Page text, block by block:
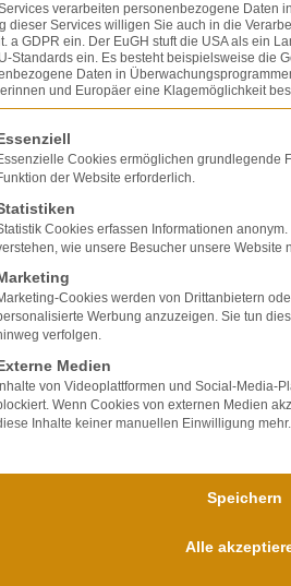
Man
Grund für die
Gefahr, wenn die
für einen
ausschließlich
verfügen über
Unfallfolgen und
uns im
verarbeiten personenbezogene Daten
dieser Services willigen Sie auch in die
a GDPR ein. Der EuGH stuft die USA als ein
Standards ein. Es besteht beispielsweise die
Daten in
und Europäer eine Klagemöglichkeit
eine Liste der Service-
Cookies ermöglichen grundlegende
der Website erforderlich.
Cookies erfassen Informationen
wie unsere Besucher unsere Website
Cookies werden von Drittanbietern
Werbung anzuzeigen. Sie tun
verfolgen.
Medien
Inhalte von Videoplattformen und Social-Media-
Wenn Cookies von externen Medien
Inhalte keiner manuellen Einwilligung mehr.
Speichern
Alle